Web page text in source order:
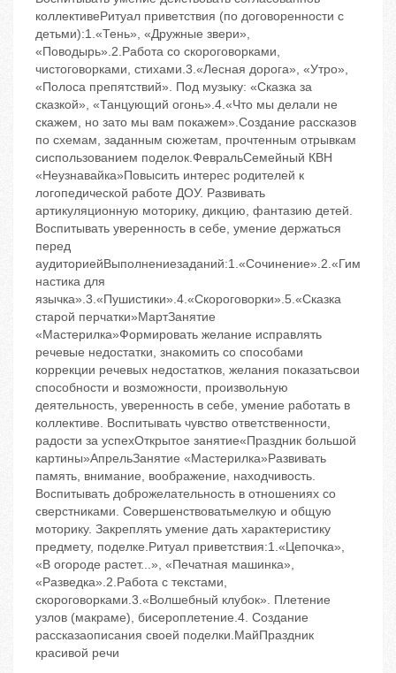
коллективеРитуал приветствия (по договоренности с
детьми):1.«Тень», «Дружные звери»,
«Поводырь».2.Работа со скороговорками,
чистоговорками, стихами.3.«Лесная дорога», «Утро»,
«Полоса препятствий». Под музыку: «Сказка за
сказкой», «Танцующий огонь».4.«Что мы делали не
скажем, но зато мы вам покажем».Создание рассказов
по схемам, заданным сюжетам, прочтенным отрывкам
сиспользованием поделок.ФевральСемейный КВН
«Неузнавайка»Повысить интерес родителей к
логопедической работе ДОУ. Развивать
артикуляционную моторику, дикцию, фантазию детей.
Воспитывать уверенность в себе, умение держаться
перед
аудиториейВыполнениезаданий:1.«Сочинение».2.«Гим
настика для
язычка».3.«Пушистики».4.«Скороговорки».5.«Сказка
старой перчатки»МартЗанятие
«Мастерилка»Формировать желание исправлять
речевые недостатки, знакомить со способами
коррекции речевых недостатков, желания показатьсвои
способности и возможности, произвольную
деятельность, уверенность в себе, умение работать в
коллективе. Воспитывать чувство ответственности,
радости за успехОткрытое занятие«Праздник большой
картины»АпрельЗанятие «Мастерилка»Развивать
память, внимание, воображение, находчивость.
Воспитывать доброжелательность в отношениях со
сверстниками. Совершенствоватьмелкую и общую
моторику. Закреплять умение дать характеристику
предмету, поделке.Ритуал приветствия:1.«Цепочка»,
«В огороде растет...», «Печатная машинка»,
«Разведка».2.Работа с текстами,
скороговорками.3.«Волшебный клубок». Плетение
узлов (макраме), бисероплетение.4. Создание
рассказаописания своей поделки.МайПраздник
красивой речи